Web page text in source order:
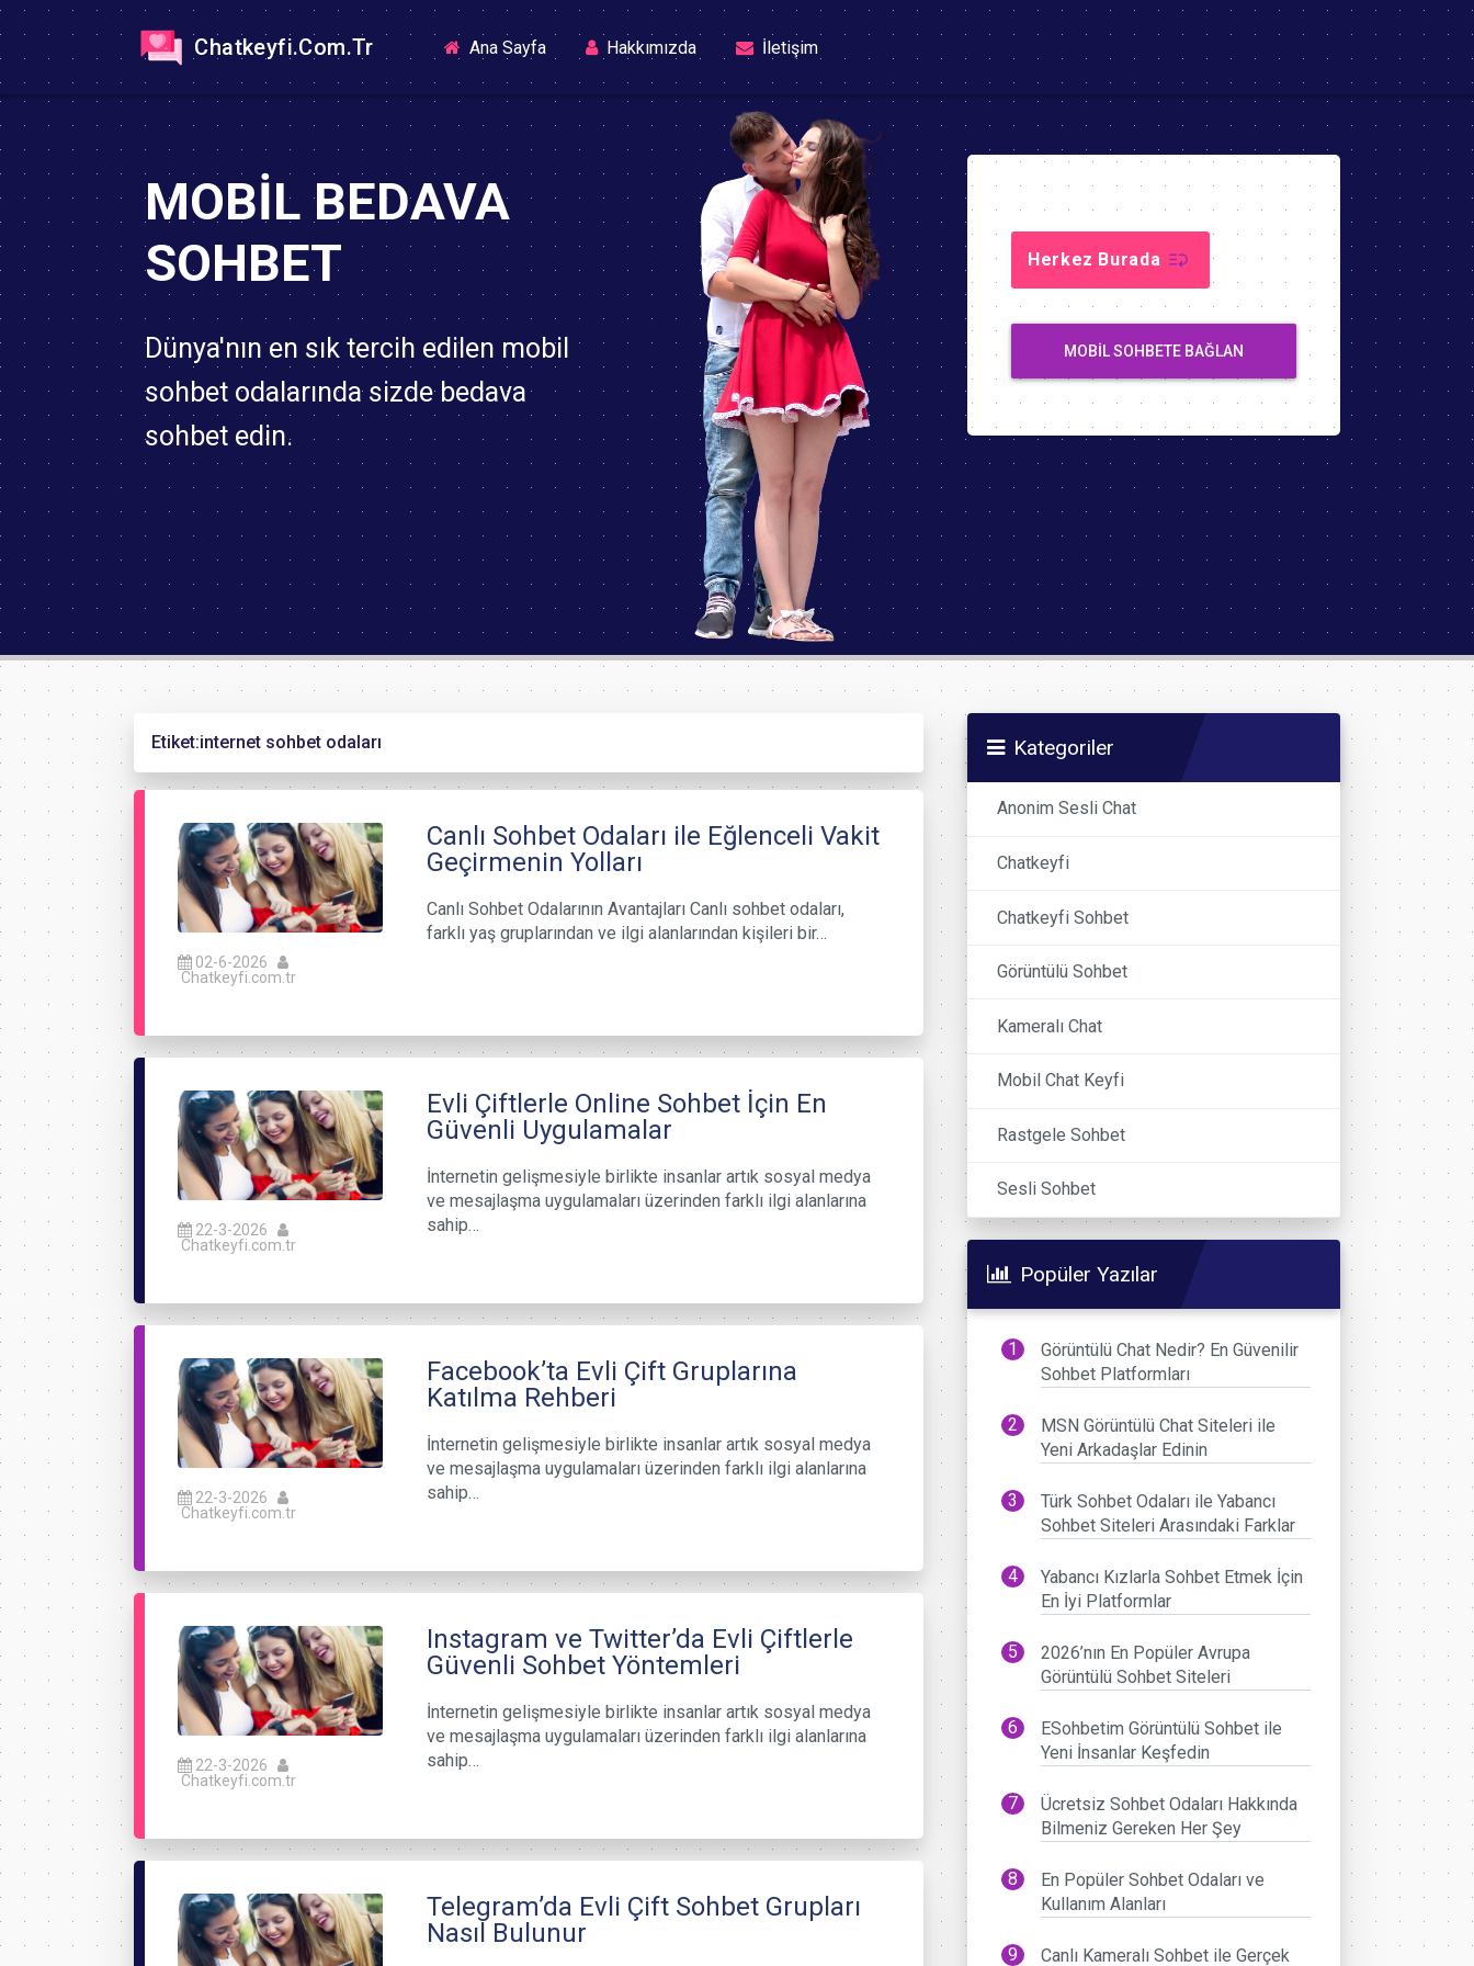
Chatkeyfi.Com.Tr Ana Sayfa(current)Hakkımızda İletişim
MOBIL BEDAVA
SOHBET
Dünya'nın en sık tercih edilen mobil
sohbet odalarında sizde bedava
sohbet edin.
Herkez Burada
MOBIL SOHBETE BAĞLAN
Etiket:internet sohbet odaları
02-6-2026
Chatkeyfi.com.tr
Canlı Sohbet Odaları ile Eğlenceli Vakit
Geçirmenin Yolları
Canlı Sohbet Odalarının Avantajları Canlı sohbet odaları,
farklı yaş gruplarından ve ilgi alanlarından kişileri bir…
22-3-2026
Chatkeyfi.com.tr
Evli Çiftlerle Online Sohbet İçin En
Güvenli Uygulamalar
İnternetin gelişmesiyle birlikte insanlar artık sosyal medya
ve mesajlaşma uygulamaları üzerinden farklı ilgi alanlarına
sahip…
22-3-2026
Chatkeyfi.com.tr
Facebook’ta Evli Çift Gruplarına
Katılma Rehberi
İnternetin gelişmesiyle birlikte insanlar artık sosyal medya
ve mesajlaşma uygulamaları üzerinden farklı ilgi alanlarına
sahip…
22-3-2026
Chatkeyfi.com.tr
Instagram ve Twitter’da Evli Çiftlerle
Güvenli Sohbet Yöntemleri
İnternetin gelişmesiyle birlikte insanlar artık sosyal medya
ve mesajlaşma uygulamaları üzerinden farklı ilgi alanlarına
sahip…
Telegram’da Evli Çift Sohbet Grupları
Nasıl Bulunur
Kategoriler
Anonim Sesli Chat
Chatkeyfi
Chatkeyfi Sohbet
Görüntülü Sohbet
Kameralı Chat
Mobil Chat Keyfi
Rastgele Sohbet
Sesli Sohbet
Popüler Yazılar
Görüntülü Chat Nedir? En Güvenilir
Sohbet Platformları
MSN Görüntülü Chat Siteleri ile
Yeni Arkadaşlar Edinin
Türk Sohbet Odaları ile Yabancı
Sohbet Siteleri Arasındaki Farklar
Yabancı Kızlarla Sohbet Etmek İçin
En İyi Platformlar
2026’nın En Popüler Avrupa
Görüntülü Sohbet Siteleri
ESohbetim Görüntülü Sohbet ile
Yeni İnsanlar Keşfedin
Ücretsiz Sohbet Odaları Hakkında
Bilmeniz Gereken Her Şey
En Popüler Sohbet Odaları ve
Kullanım Alanları
Canlı Kameralı Sohbet ile Gerçek